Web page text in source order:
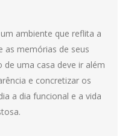
ambiente que reflita a
as memórias de seus
uma casa deve ir além
e concretizar os
a dia funcional e a vida